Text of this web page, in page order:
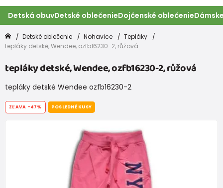
Detská obuvDetské oblečenieDojčenské oblečenie
Detské oblečenie Nohavice
Tepláky
tepláky detské, Wendee, ozfb16230-2, růžová
tepláky detské, Wendee, ozfb16230-2, růžová
tepláky detské Wendee ozfb16230-2
ZĽAVA -47% POSLEDNÉ KUSY